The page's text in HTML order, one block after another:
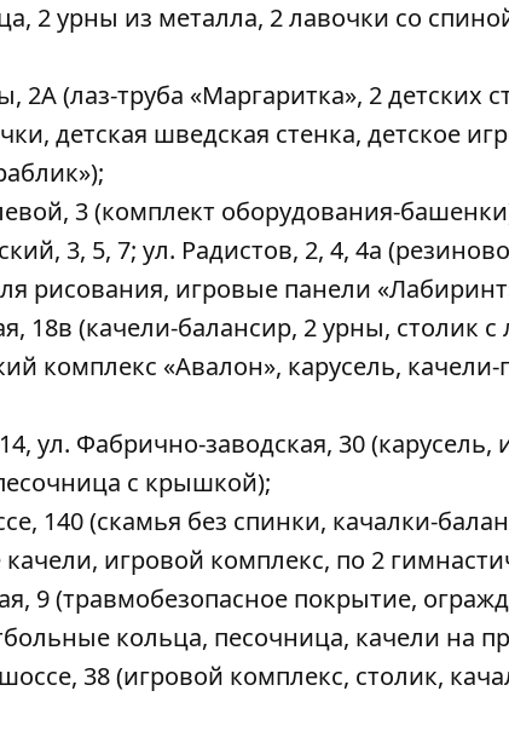
2 урны из металла, 2 лавочки со
2А (лаз-труба «Маргаритка», 2 детских
детская шведская стенка, детское
3 (комплект оборудования-
3, 5, 7; ул. Радистов, 2, 4, 4а
рисования, игровые панели
18в (качели-балансир, 2 урны, столик с
комплекс «Авалон», карусель,
ул. Фабрично-заводская, 30
с крышкой);
140 (скамья без спинки, качалки-
игровой комплекс, по 2
9 (травмобезопасное покрытие,
кольца, песочница, качели на
38 (игровой комплекс, столик,